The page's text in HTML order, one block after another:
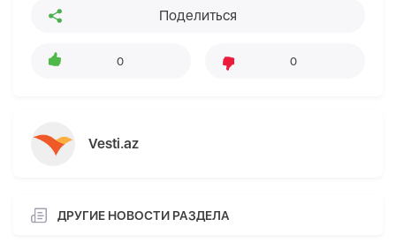
Поделиться
0 0
Vesti.az
ДРУГИЕ НОВОСТИ РАЗДЕЛА